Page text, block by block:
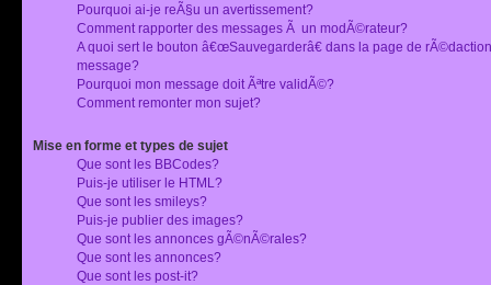
Pourquoi ai-je reÃ§u un avertissement?
Comment rapporter des messages Ã un modÃ©rateur?
A quoi sert le bouton â€œSauvegarderâ€ dans la page de
message?
Pourquoi mon message doit Ãªtre validÃ©?
Comment remonter mon sujet?
Mise en forme et types de sujet
Que sont les BBCodes?
Puis-je utiliser le HTML?
Que sont les smileys?
Puis-je publier des images?
Que sont les annonces gÃ©nÃ©rales?
Que sont les annonces?
Que sont les post-it?